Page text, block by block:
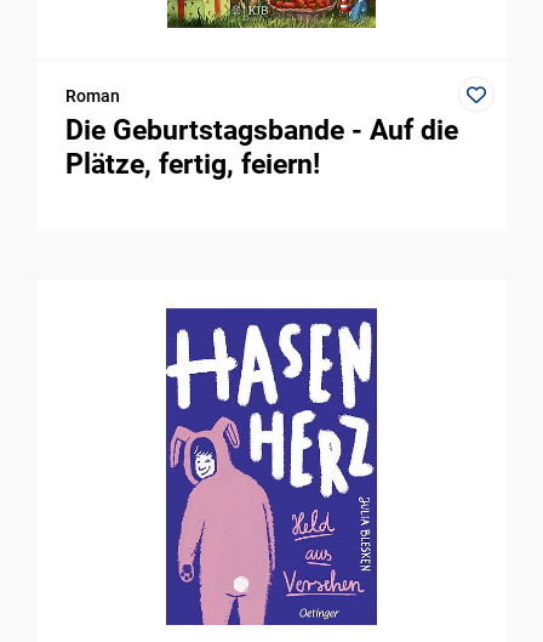
Roman
Die Geburtstagsbande - Auf die
Plätze, fertig, feiern!